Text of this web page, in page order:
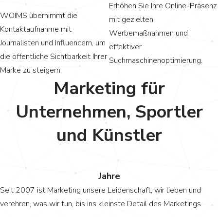
WOIMS übernimmt die
Kontaktaufnahme mit
Journalisten und Influencern, um
die öffentliche Sichtbarkeit Ihrer
Marke zu steigern.
Erhöhen Sie Ihre Online-Präsenz
mit gezielten
Werbemaßnahmen und
effektiver
Suchmaschinenoptimierung.
Marketing für
Unternehmen, Sportler
und Künstler
Jahre
Seit 2007 ist Marketing unsere Leidenschaft, wir lieben und
verehren, was wir tun, bis ins kleinste Detail des Marketings.